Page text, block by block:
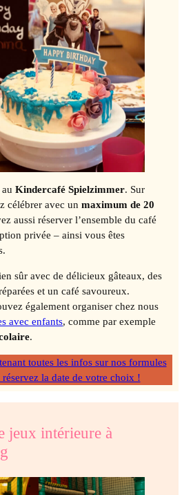
auKindercafé Spielzimmer. Sur
célébrer avec unmaximum de 20
aussi réserver l’ensemble du café
privée – ainsi vous êtes
sûr avec de délicieux gâteaux, des
et un café savoureux.
également organiser chez nous
avec enfants, comme par exemple
.
toutes les infos sur nos formules
réservez la date de votre choix !
jeux intérieure à